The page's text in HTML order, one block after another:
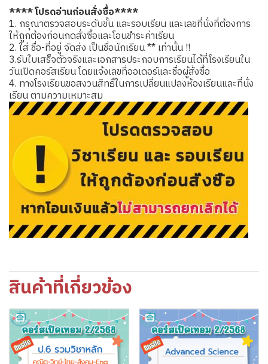
**** โปรดอ่านก่อนสั่งซื้อ****
1. กรุณาตรวจสอบระดับชั้น และรอบเรียน และเลขที่นั่งที่ต้องการ
ให้ถูกต้องก่อนกดสั่งซื้อและโอนชำระค่าเรียน
2. ใส่ ชื่อ-ที่อยู่ จัดส่ง เป็นชื่อนักเรียน ** เท่านั้น !!
3.รับใบเสร็จตัวจริงและเอกสารประกอบการเรียนได้ที่โรงเรียนใน
วันเปิดคอร์สเรียน โดยแจ้งเลขที่ออเดอร์และชื่อผู้สั่งซื้อ
4. ทางโรงเรียนขอสงวนสิทธิ์ในการเปลี่ยนแปลงห้องเรียนและที่นั่ง
เรียน ตามความเหมาะสม
สินค้าที่เกี่ยวข้อง